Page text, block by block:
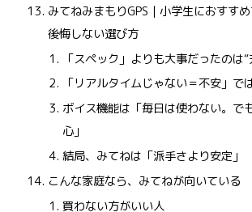
みてねみまもりGPS｜小学生におすす
後悔しない選び方
「スペック」よりも大事だったのは
「リアルタイムじゃない＝不安」で
ボイス機能は「毎日は使わない。で
心」
結局、みてねは「派手さより安定」
こんな家庭なら、みてねが向いている
買わない方がいい人